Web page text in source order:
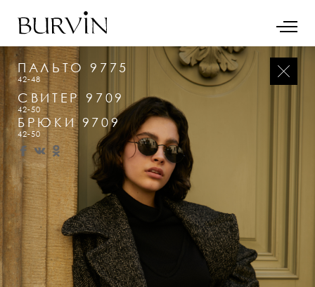
ПАЛЬТО 9775
42-48
СВИТЕР 9709
42-50
БРЮКИ 9709
42-50